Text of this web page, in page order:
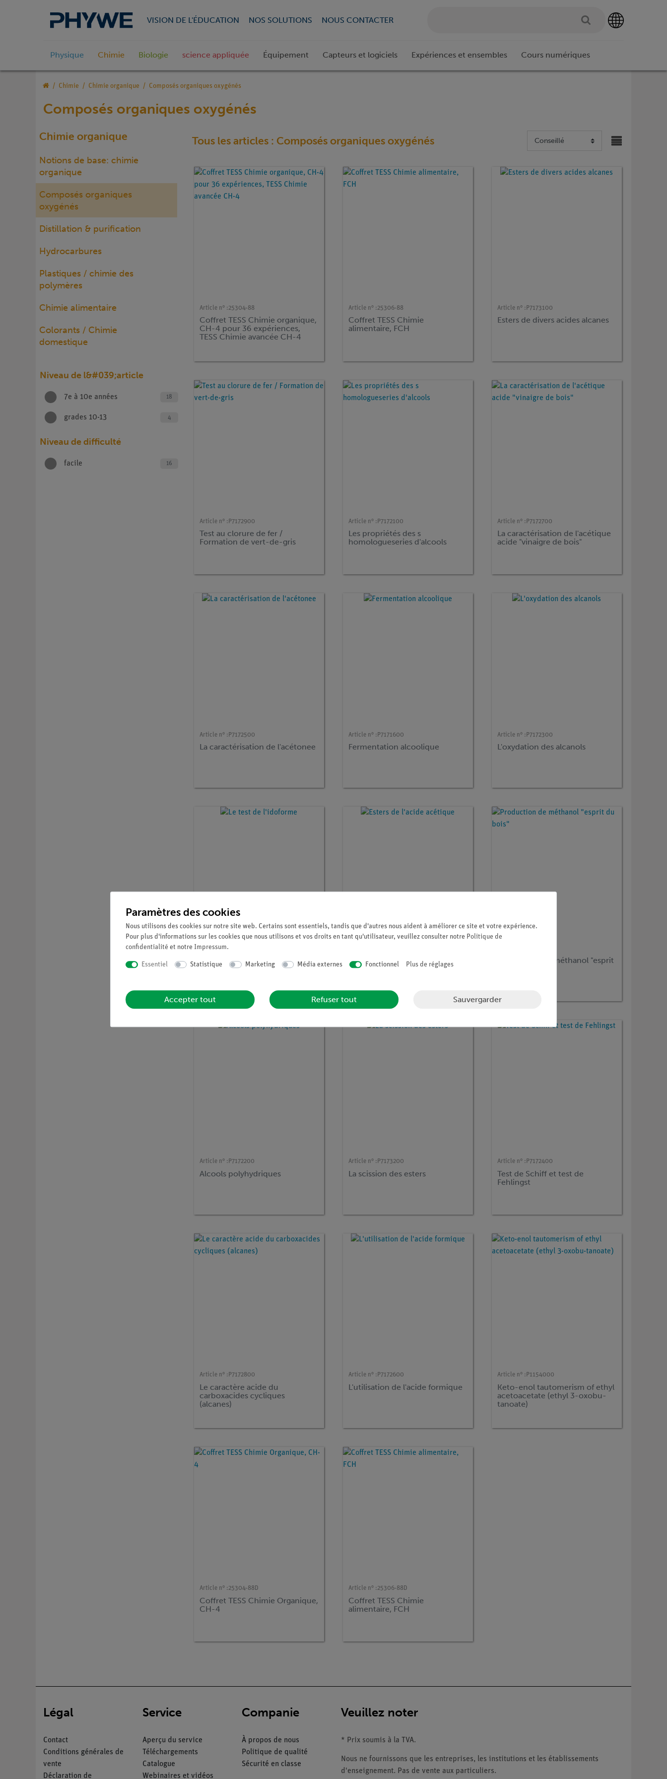
VISION DE L'ÉDUCATION NOS SOLUTIONS NOUS CONTACTER
Physique Chimie Biologie science appliquée Équipement Capteurs et logiciels Expériences et ensembles Cours numériques
Chimie Chimie organique Composés organiques oxygénés
Composés organiques oxygénés
Chimie organique
Notions de base: chimie
organique
Composés organiques
oxygénés
Distillation & purification
Hydrocarbures
Plastiques / chimie des
polymères
Chimie alimentaire
Colorants / Chimie
domestique
Niveau de l&#039;article
7e à 10e années 18
grades 10-13 4
Niveau de difficulté
facile 16
Tous les articles : Composés organiques oxygénés
Article n° :25304-88
Coffret TESS Chimie organique,
CH-4 pour 36 expériences,
TESS Chimie avancée CH-4
Article n° :25306-88
Coffret TESS Chimie
alimentaire, FCH
Article n° : P7173100
Esters de divers acides alcanes
Article n° : P7172900
Test au clorure de fer /
Formation de vert-de-gris
Article n° : P7172100
Les propriétés des s
homologueseries d'alcools
Article n° : P7172700
La caractérisation de l'acétique
acide "vinaigre de bois"
Article n° : P7172500
La caractérisation de l'acétonee
Article n° : P7171600
Fermentation alcoolique
Article n° : P7172300
L'oxydation des alcanols
Article n° :
Le test de l'idoforme Esters de l'acide acétique
Production de méthanol "esprit
Article n° : P7172200
Alcools polyhydriques
Article n° : P7173200
La scission des esters
Article n° : P7172400
Test de Schiff et test de
Fehlingst
Article n° : P7172800
Le caractère acide du
carboxacides cycliques
(alcanes)
Article n° : P7172600
L'utilisation de l'acide formique
Article n° : P1154000
Keto-enol tautomerism of ethyl
acetoacetate (ethyl 3-oxobu-
tanoate)
Article n° :25304-88D
Coffret TESS Chimie Organique,
CH-4
Article n° :25306-88D
Coffret TESS Chimie
alimentaire, FCH
Légal
Contact
Conditions générales de
vente
Déclaration de
Service
Aperçu du service
Téléchargements
Catalogue
Webinaires et vidéos
Companie
À propos de nous
Politique de qualité
Sécurité en classe
Veuillez noter
* Prix soumis à la TVA.
Nous ne fournissons que les entreprises, les institutions et les établissements
d'enseignement. Pas de vente aux particuliers.
Paramètres des cookies
Nous utilisons des cookies sur notre site web. Certains sont essentiels, tandis que d'autres nous aident à améliorer ce site et votre expérience.
Pour plus d'informations sur les cookies que nous utilisons et vos droits en tant qu'utilisateur, veuillez consulter notre Politique de
confidentialité et notre Impressum.
Essentiel Statistique Marketing Média externes Fonctionnel Plus de réglages
Accepter tout Refuser tout Sauvergarder